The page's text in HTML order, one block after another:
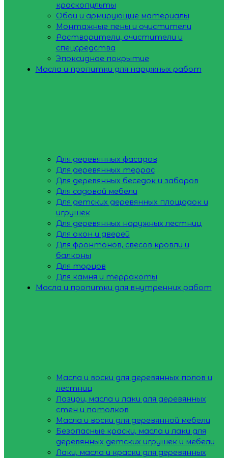
краскопульты
Обои и армирующие материалы
Монтажные пены и очистители
Растворители, очистители и
спецсредства
Эпоксидное покрытие
Масла и пропитки для наружных работ
Для деревянных фасадов
Для деревянных террас
Для деревянных беседок и заборов
Для садовой мебели
Для детских деревянных площадок и
игрушек
Для деревянных наружных лестниц
Для окон и дверей
Для фронтонов, свесов кровли и
балконы
Для торцов
Для камня и терракоты
Масла и пропитки для внутренних работ
Масла и воски для деревянных полов и
лестниц
Лазури, масла и лаки для деревянных
стен и потолков
Масла и воски для деревянной мебели
Безопасные краски, масла и лаки для
деревянных детских игрушек и мебели
Лаки, масла и краски для деревянных